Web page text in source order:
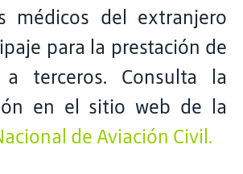
médicos del extranjero
para la prestación de
a terceros. Consulta la
en el sitio web de la
de Aviación Civil.